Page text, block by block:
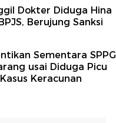
Dokter Diduga Hina
Berujung Sanksi
Sementara SPPG
usai Diduga Picu
Keracunan